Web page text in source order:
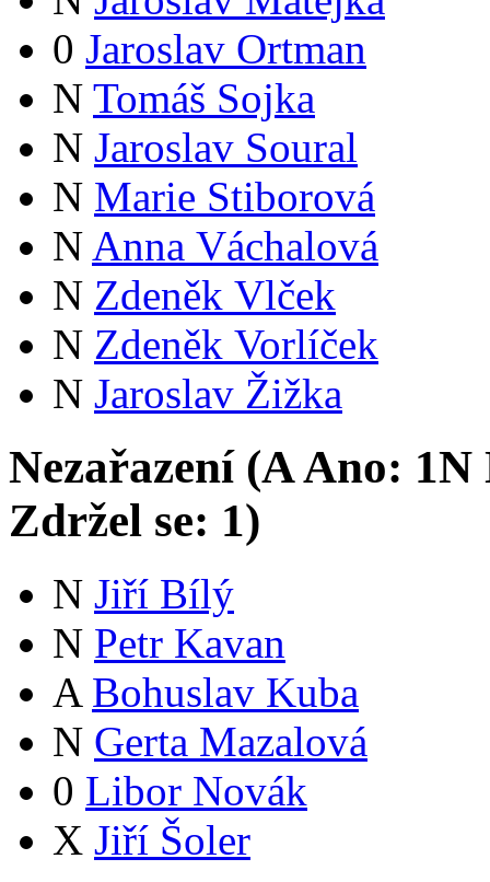
0 Jaroslav Ortman
N Tomáš Sojka
N Jaroslav Soural
N Marie Stiborová
N Anna Váchalová
N Zdeněk Vlček
N Zdeněk Vorlíček
N Jaroslav Žižka
Nezařazení (AAno: 1N
Zdržel se: 1)
N Jiří Bílý
N Petr Kavan
A Bohuslav Kuba
N Gerta Mazalová
0 Libor Novák
X Jiří Šoler